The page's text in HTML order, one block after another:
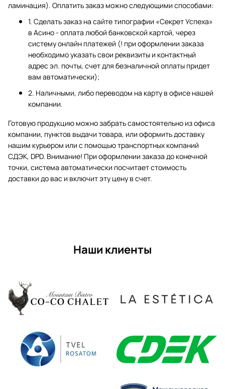
ламинация). Оплатить заказ можно следующими способами:
1. Сделать заказ на сайте типографии «Секрет Успеха»
в Асино - оплата любой банковской картой, через
систему онлайн платежей (! при оформлении заказа
необходимо указать свои реквизиты и контактный
адрес эл. почты, счет для безналичной оплаты придет
вам автоматически);
2. Наличными, либо переводом на карту в офисе нашей
компании.
Готовую продукцию можно забрать самостоятельно из офиса
компании, пунктов выдачи товара, или оформить доставку
нашим курьером или с помощью транспортных компаний
СДЭК, DPD. Внимание! При оформлении заказа до конечной
точки, система автоматически посчитает стоимость
доставки до вас и включит эту цену в счет.
Наши клиенты